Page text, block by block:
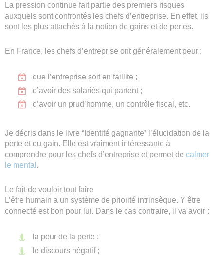
La pression continue fait partie des premiers risques
auxquels sont confrontés les chefs d’entreprise. En effet, ils
sont les plus attachés à la notion de gains et de pertes.
En France, les chefs d’entreprise ont généralement peur :
que l’entreprise soit en faillite ;
d’avoir des salariés qui partent ;
d’avoir un prud’homme, un contrôle fiscal, etc.
Je décris dans le livre “Identité gagnante” l’élucidation de la
perte et du gain. Elle est vraiment intéressante à
comprendre pour les chefs d’entreprise et permet de calmer
le mental .
Le fait de vouloir tout faire
L’être humain a un système de priorité intrinsèque. Y être
connecté est bon pour lui. Dans le cas contraire, il va avoir :
la peur de la perte ;
le discours négatif ;